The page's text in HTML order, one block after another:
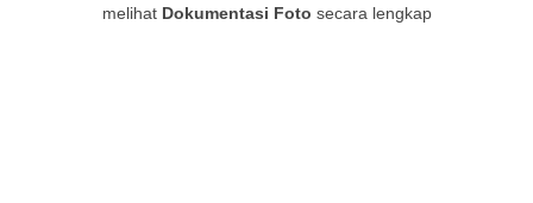
melihat Dokumentasi Foto secara lengkap